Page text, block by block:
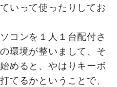
いって使ったりしてお
コンを１人１台配付さ
環境が整いまして、そ
めると、やはりキーボ
てるかということで、